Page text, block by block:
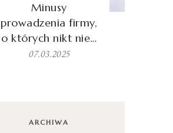
Minusy
prowadzenia firmy,
o których nikt nie…
07.03.2025
ARCHIWA